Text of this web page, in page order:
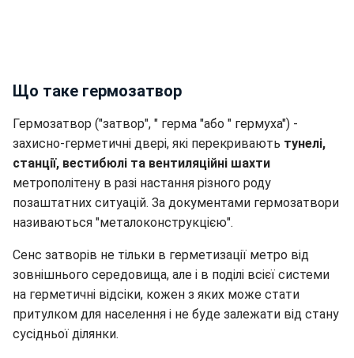
Що таке гермозатвор
Гермозатвор ("затвор", " герма "або " гермуха") -
захисно-герметичні двері, які перекривають тунелі,
станції, вестибюлі та вентиляційні шахти
метрополітену в разі настання різного роду
позаштатних ситуацій. За документами гермозатвори
називаються "металоконструкцією".
Сенс затворів не тільки в герметизації метро від
зовнішнього середовища, але і в поділі всієї системи
на герметичні відсіки, кожен з яких може стати
притулком для населення і не буде залежати від стану
сусідньої ділянки.